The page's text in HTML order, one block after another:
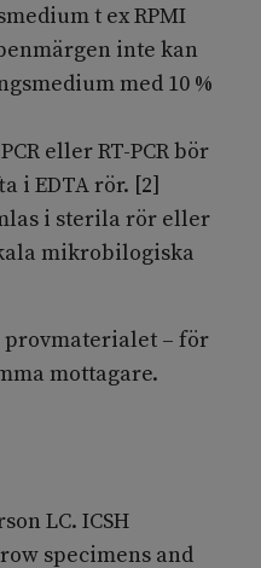
t ex RPMI
inte kan
med 10 %
eller RT-PCR bör
i EDTA rör. [2]
i sterila rör eller
mikrobilogiska
provmaterialet – för
mottagare.
LC. ICSH
specimens and